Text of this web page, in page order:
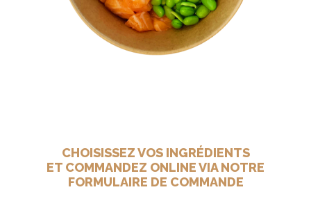
CHOISISSEZ VOS INGRÉDIENTS
ET COMMANDEZ ONLINE VIA NOTRE
FORMULAIRE DE COMMANDE